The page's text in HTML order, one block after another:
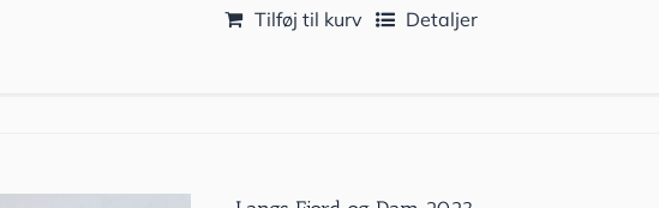
Tilføj til kurv Detaljer